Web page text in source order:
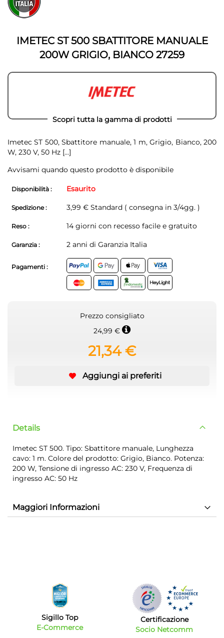
fine
della
della
galleria
immagini
IMETEC ST 500 SBATTITORE MANUALE
200W GRIGIO, BIANCO 27259
Scopri tutta la gamma di prodotti
Imetec ST 500, Sbattitore manuale, 1 m, Grigio, Bianco, 200
W, 230 V, 50 Hz [...]
Avvisami quando questo prodotto è disponibile
Disponibilità : Esaurito
Spedizione : 3,99 € Standard ( consegna in 3/4gg. )
Reso : 14 giorni con recesso facile e gratuito
Garanzia : 2 anni di Garanzia Italia
Pagamenti :
Prezzo consigliato
24,99 €
21,34 €
Aggiungi ai preferiti
Details
Imetec ST 500. Tipo: Sbattitore manuale, Lunghezza
cavo: 1 m. Colore del prodotto: Grigio, Bianco. Potenza:
200 W, Tensione di ingresso AC: 230 V, Frequenza di
ingresso AC: 50 Hz
Maggiori Informazioni
Sigillo Top
E-Commerce
Certificazione
Socio Netcomm